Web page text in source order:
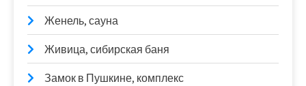
Женель, сауна
Живица, сибирская баня
Замок в Пушкине, комплекс